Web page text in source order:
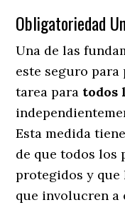
Obligatoriedad
Una de las
este seguro para
tarea para todos
Esta medida
de que todos los
protegidos y que
que involucren a